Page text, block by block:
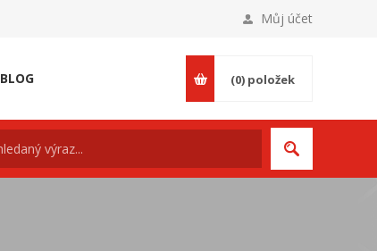
Můj účet
BLOG (0) položek